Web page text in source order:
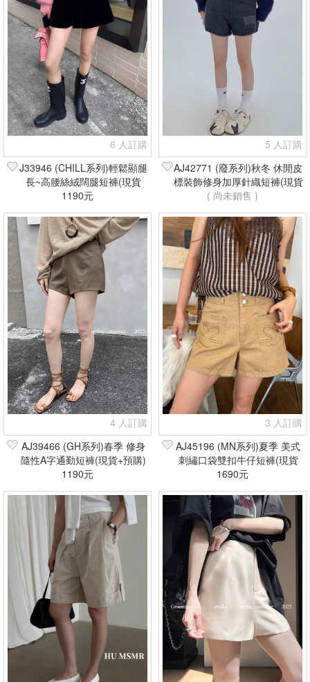
6 人訂購
J33946 (CHILL系列)輕鬆顯腿
長~高腰絲絨闊腿短褲(現貨
+預購)
1190元
5 人訂購
AJ42771 (廢系列)秋冬 休閒皮
標裝飾修身加厚針織短褲(現貨
+預購)
( 尚未銷售 )
4 人訂購
AJ39466 (GH系列)春季 修身
隨性A字通勤短褲(現貨+預購)
1190元
3 人訂購
AJ45196 (MN系列)夏季 美式
刺繡口袋雙扣牛仔短褲(現貨
+預購)
1690元